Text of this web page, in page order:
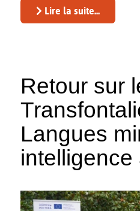
Lire la suite...
Retour sur
Langues
intelligence